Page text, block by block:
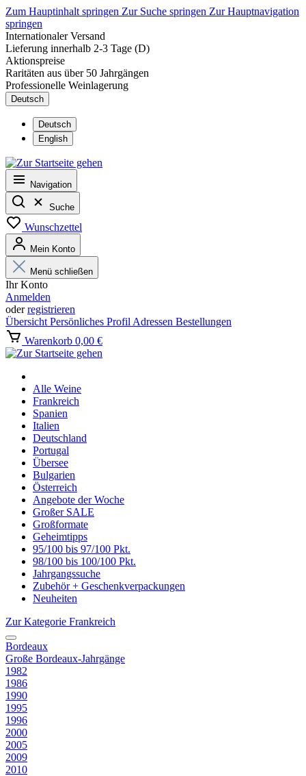
Zum Hauptinhalt springen Zur Suche springen Zur Hauptnavigation
springen
Internationaler Versand
Lieferung innerhalb 2-3 Tage (D)
Aktionspreise
Raritäten aus über 50 Jahrgängen
Professionelle Weinlagerung
Deutsch
Deutsch
English
Navigation
Suche
Wunschzettel
Mein Konto
Menü schließen
Ihr Konto
Anmelden
oderregistrieren
Übersicht Persönliches Profil Adressen Bestellungen
Warenkorb 0,00 €
Alle Weine
Frankreich
Spanien
Italien
Deutschland
Portugal
Übersee
Bulgarien
Österreich
Angebote der Woche
Großer SALE
Großformate
Geheimtipps
95/100 bis 97/100 Pkt.
98/100 bis 100/100 Pkt.
Jahrgangssuche
Zubehör + Geschenkverpackungen
Neuheiten
Zur Kategorie Frankreich
Bordeaux
Große Bordeaux-Jahrgänge
1982
1986
1990
1995
1996
2000
2005
2009
2010